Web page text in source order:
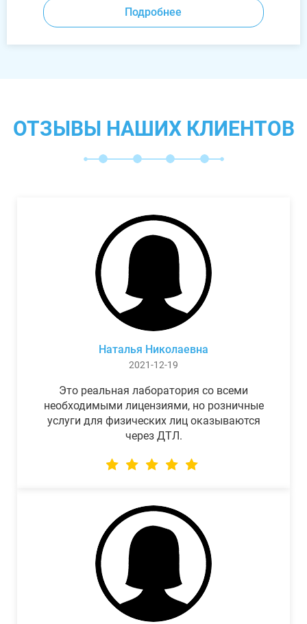
Подробнее
ОТЗЫВЫ НАШИХ КЛИЕНТОВ
Наталья Николаевна
2021-12-19
Это реальная лаборатория со всеми
необходимыми лицензиями, но розничные
услуги для физических лиц оказываются
через ДТЛ.